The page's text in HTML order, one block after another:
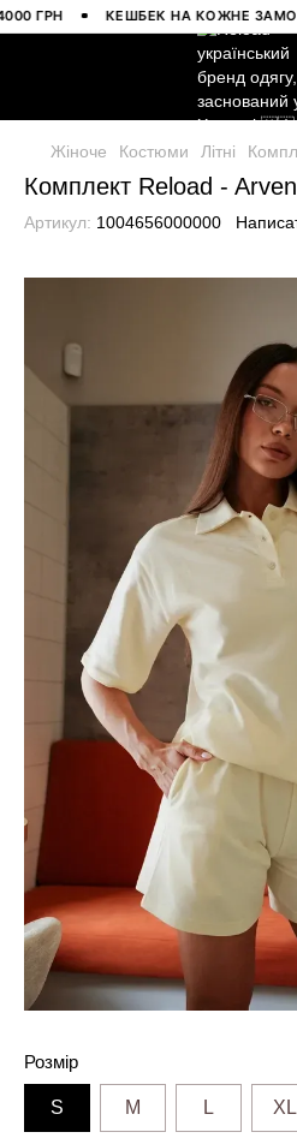
КЕШБЕК НА КОЖНЕ
Жіноче Костюми Літні
Комплект Reload -
Артикул: 1004656000000
Розмір
S M L XL